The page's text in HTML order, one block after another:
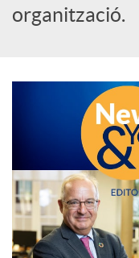
o
r
d
e
c
organització.